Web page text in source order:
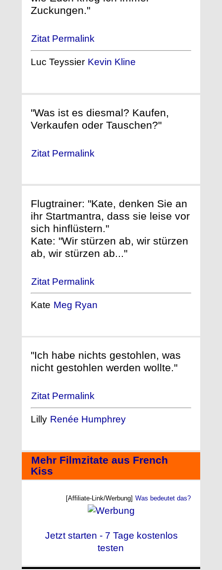
Zuckungen."
Zitat Permalink
Luc Teyssier Kevin Kline
"Was ist es diesmal? Kaufen,
Verkaufen oder Tauschen?"
Zitat Permalink
Flugtrainer: "Kate, denken Sie an
ihr Startmantra, dass sie leise vor
sich hinflüstern."
Kate: "Wir stürzen ab, wir stürzen
ab, wir stürzen ab..."
Zitat Permalink
Kate Meg Ryan
"Ich habe nichts gestohlen, was
nicht gestohlen werden wollte."
Zitat Permalink
Lilly Renée Humphrey
Mehr Filmzitate aus French
Kiss
[Affiliate-Link/Werbung] Was bedeutet das?
Jetzt starten - 7 Tage kostenlos
testen